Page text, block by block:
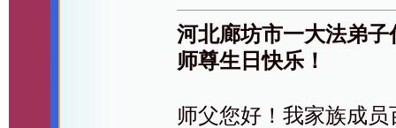
河北廊坊市一大法弟
师尊生日快乐！
师父您好！我家族成